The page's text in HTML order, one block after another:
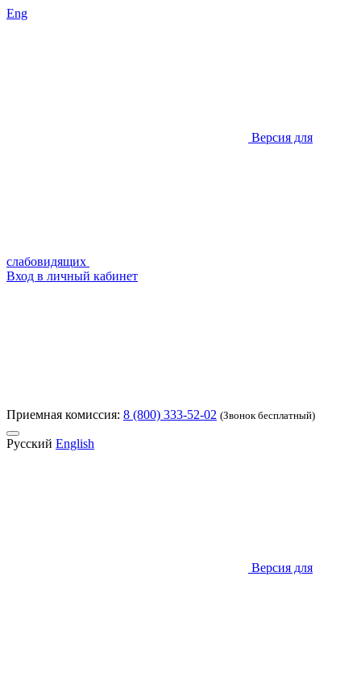
Eng
Версия для
слабовидящих
Вход в личный кабинет
Приемная комиссия: 8 (800) 333-52-02 (Звонок бесплатный)
Русский English
Версия для